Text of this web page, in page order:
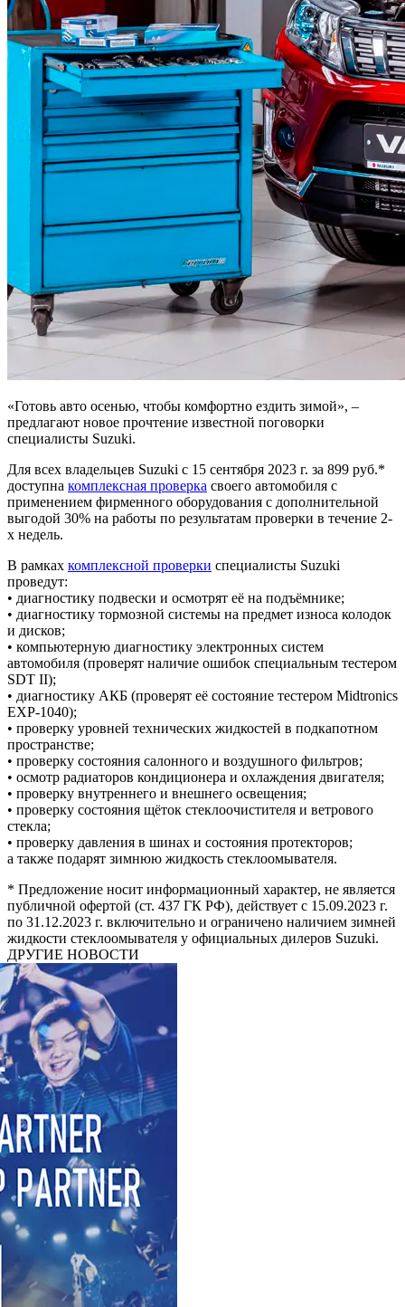
«Готовь авто осенью, чтобы комфортно ездить зимой», –
предлагают новое прочтение известной поговорки
специалисты Suzuki.
Для всех владельцев Suzuki с 15 сентября 2023 г. за 899 руб.*
доступна комплексная проверка своего автомобиля с
применением фирменного оборудования с дополнительной
выгодой 30% на работы по результатам проверки в течение 2-
х недель.
В рамках комплексной проверки специалисты Suzuki
проведут:
• диагностику подвески и осмотрят её на подъёмнике;
• диагностику тормозной системы на предмет износа колодок
и дисков;
• компьютерную диагностику электронных систем
автомобиля (проверят наличие ошибок специальным тестером
SDT II);
• диагностику АКБ (проверят её состояние тестером Midtronics
EXP-1040);
• проверку уровней технических жидкостей в подкапотном
пространстве;
• проверку состояния салонного и воздушного фильтров;
• осмотр радиаторов кондиционера и охлаждения двигателя;
• проверку внутреннего и внешнего освещения;
• проверку состояния щёток стеклоочистителя и ветрового
стекла;
• проверку давления в шинах и состояния протекторов;
а также подарят зимнюю жидкость стеклоомывателя.
* Предложение носит информационный характер, не является
публичной офертой (ст. 437 ГК РФ), действует с 15.09.2023 г.
по 31.12.2023 г. включительно и ограничено наличием зимней
жидкости стеклоомывателя у официальных дилеров Suzuki.
ДРУГИЕ НОВОСТИ